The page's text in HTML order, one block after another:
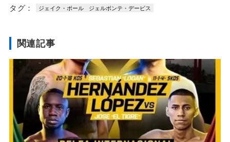
タグ： ジェイク・ポール ジェルボンテ・デービス
関連記事